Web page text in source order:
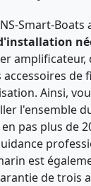
Smart-Boats
amplificateur,
accessoires de
Ainsi,
l'ensemble
pas plus de
est
de trois